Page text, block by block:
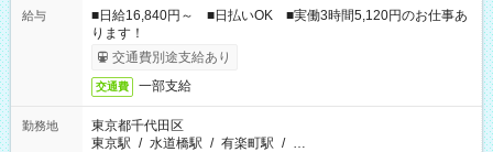
給与
■日給16,840円～ ■日払いOK ■実働3時間5,120円のお仕事あ
ります！
交通費別途支給あり
交通費 一部支給
勤務地
東京都千代田区
東京駅 / 水道橋駅 / 有楽町駅 / …